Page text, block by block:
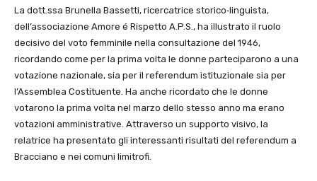
La dott.ssa Brunella Bassetti, ricercatrice storico‑linguista,
dell’associazione Amore é Rispetto A.P.S., ha illustrato il ruolo
decisivo del voto femminile nella consultazione del 1946,
ricordando come per la prima volta le donne parteciparono a una
votazione nazionale, sia per il referendum istituzionale sia per
l’Assemblea Costituente. Ha anche ricordato che le donne
votarono la prima volta nel marzo dello stesso anno ma erano
votazioni amministrative. Attraverso un supporto visivo, la
relatrice ha presentato gli interessanti risultati del referendum a
Bracciano e nei comuni limitrofi.